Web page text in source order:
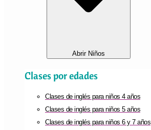
Abrir Niños
Clases por edades
Clases de inglés para niños 4 años
Clases de inglés para niños 5 años
Clases de inglés para niños 6 y 7 años